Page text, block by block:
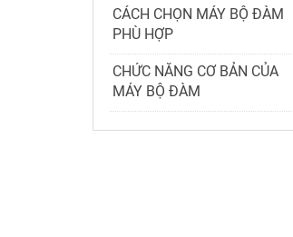
CÁCH CHỌN MÁY BỘ ĐÀM
PHÙ HỢP
CHỨC NĂNG CƠ BẢN CỦA
MÁY BỘ ĐÀM